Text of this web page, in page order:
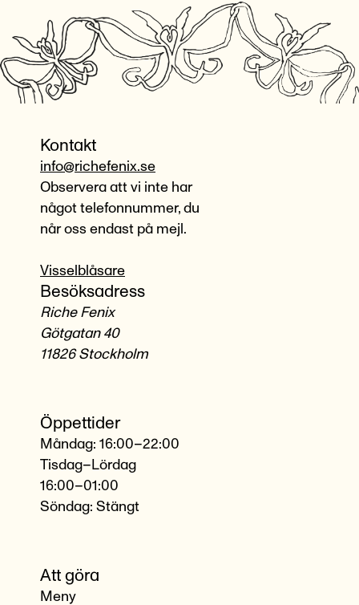
Öppettider
Måndag: 16:00–22:00
Tisdag–Lördag
16:00–01:00
Söndag: Stängt
Att göra
Meny
Kontakt
info@richefenix.se
Observera att vi inte har
något telefonnummer, du
når oss endast på mejl.
Visselblåsare
Besöksadress
Riche Fenix
Götgatan 40
11826 Stockholm